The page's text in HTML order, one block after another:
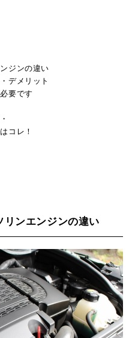
ジンの違い
デメリット
要です
コレ！
リンエンジンの違い